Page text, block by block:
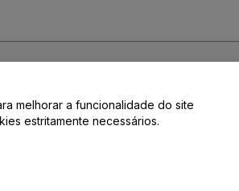
melhorar a funcionalidade do site
estritamente necessários.